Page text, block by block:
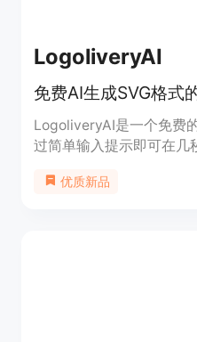
LogoliveryAI
免费AI生成SVG格式
LogoliveryAI是一个免费
过简单输入提示即可在几
于创业者、创意专业人
优质新品